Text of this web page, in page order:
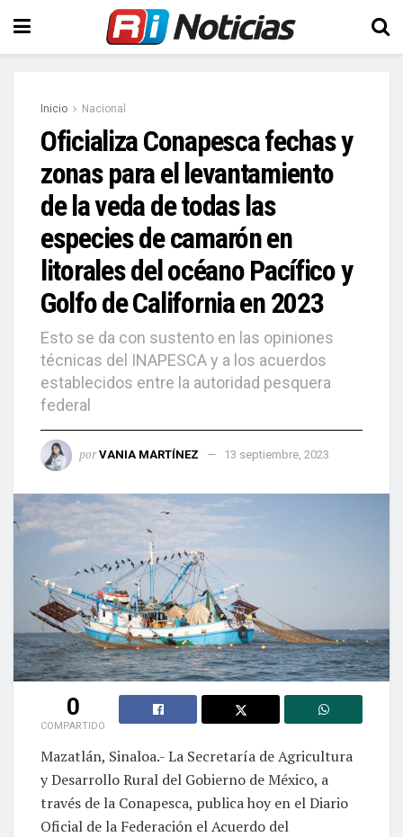
Inicio Nacional
Oficializa Conapesca fechas y
zonas para el levantamiento
de la veda de todas las
especies de camarón en
litorales del océano Pacífico y
Golfo de California en 2023
Esto se da con sustento en las opiniones
técnicas del INAPESCA y a los acuerdos
establecidos entre la autoridad pesquera
federal
por VANIA MARTÍNEZ 13 septiembre, 2023
0
COMPARTIDO
Mazatlán, Sinaloa.- La Secretaría de Agricultura
y Desarrollo Rural del Gobierno de México, a
través de la Conapesca, publica hoy en el Diario
Oficial de la Federación el Acuerdo del